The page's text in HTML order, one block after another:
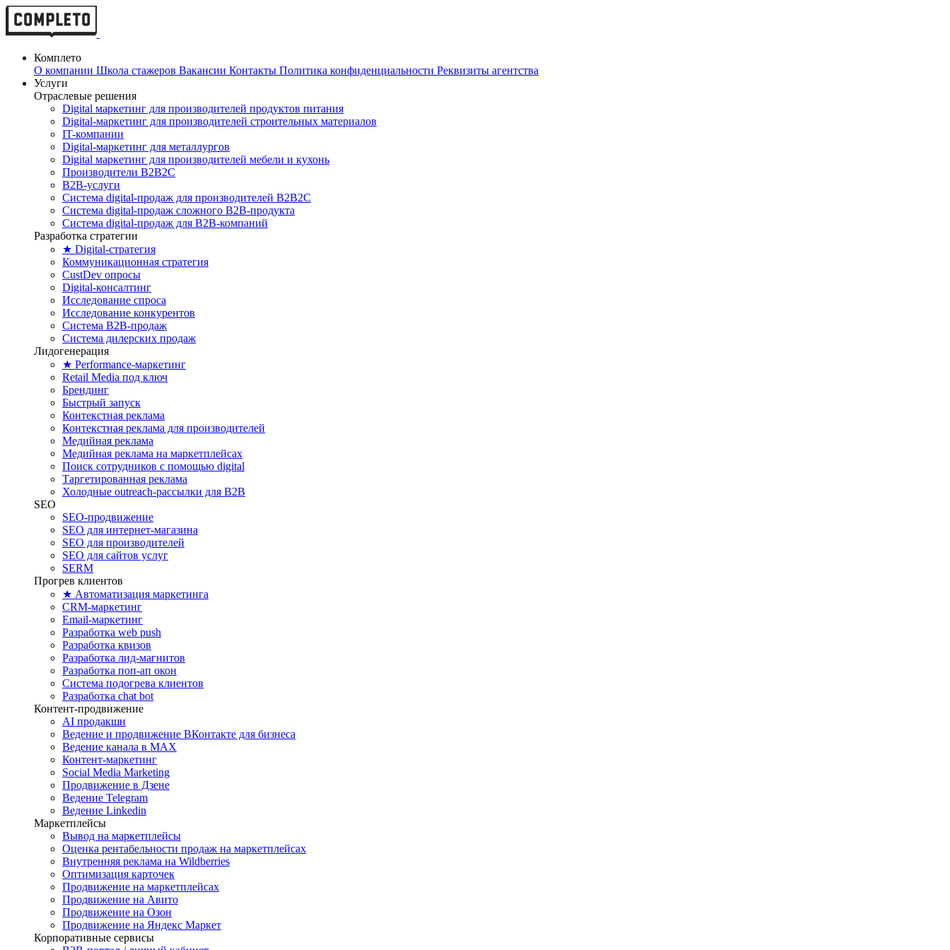
Комплето
О компании Школа стажеров Вакансии Контакты Политика конфиденциальности Реквизиты агентства
Услуги
Отраслевые решения
Digital маркетинг для производителей продуктов питания
Digital-маркетинг для производителей строительных материалов
IT-компании
Digital-маркетинг для металлургов
Digital маркетинг для производителей мебели и кухонь
Производители B2B2C
B2B-услуги
Cистема digital-продаж для производителей B2B2C
Система digital-продаж сложного B2B-продукта
Система digital-продаж для B2B-компаний
Разработка стратегии
★ Digital-стратегия
Коммуникационная стратегия
CustDev опросы
Digital-консалтинг
Исследование спроса
Исследование конкурентов
Система B2B-продаж
Система дилерских продаж
Лидогенерация
★ Performance-маркетинг
Retail Media под ключ
Брендинг
Быстрый запуск
Контекстная реклама
Контекстная реклама для производителей
Медийная реклама
Медийная реклама на маркетплейсах
Поиск сотрудников с помощью digital
Таргетированная реклама
Холодные outreach-рассылки для B2B
SEO
SEO-продвижение
SEO для интернет-магазина
SEO для производителей
SEO для сайтов услуг
SERM
Прогрев клиентов
★ Автоматизация маркетинга
CRM-маркетинг
Email-маркетинг
Разработка web push
Разработка квизов
Разработка лид-магнитов
Разработка поп-ап окон
Система подогрева клиентов
Разработка chat bot
Контент-продвижение
AI продакшн
Ведение и продвижение ВКонтакте для бизнеса
Ведение канала в MAX
Контент-маркетинг
Social Media Marketing
Продвижение в Дзене
Ведение Telegram
Ведение Linkedin
Маркетплейсы
Вывод на маркетплейсы
Оценка рентабельности продаж на маркетплейсах
Внутренняя реклама на Wildberries
Оптимизация карточек
Продвижение на маркетплейсах
Продвижение на Авито
Продвижение на Озон
Продвижение на Яндекс Маркет
Корпоративные сервисы